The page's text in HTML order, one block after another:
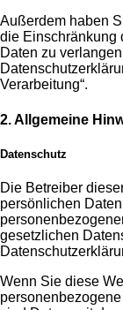
Außerdem haben
die Einschränkung
Daten zu
Verarbeitung“.
2. Allgemeine
Datenschutz
Die Betreiber
persönlichen
gesetzlichen
Wenn Sie diese